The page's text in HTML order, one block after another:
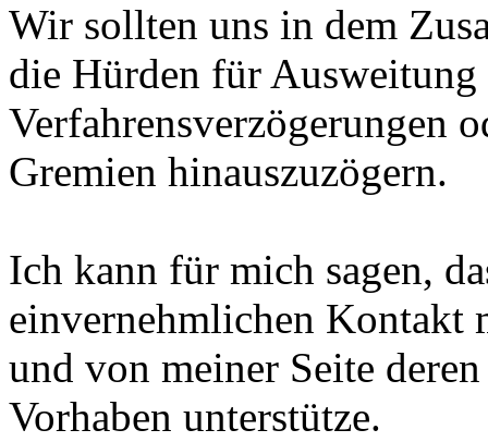
Wir sollten uns in dem
die Hürden für
Verfahrensverzögerungen
Gremien hinauszuzögern.
Ich kann für mich sagen,
einvernehmlichen Kontakt
und von meiner Seite
Vorhaben unterstütze.